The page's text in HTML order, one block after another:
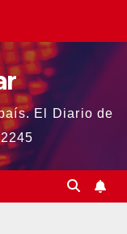
El Diario de